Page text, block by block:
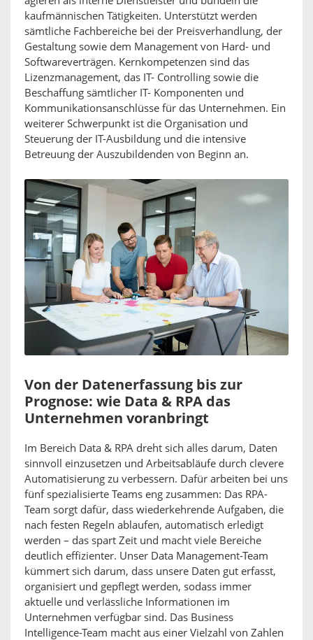
kaufmännischen Tätigkeiten. Unterstützt werden
sämtliche Fachbereiche bei der Preisverhandlung, der
Gestaltung sowie dem Management von Hard- und
Softwareverträgen. Kernkompetenzen sind das
Lizenzmanagement, das IT- Controlling sowie die
Beschaffung sämtlicher IT- Komponenten und
Kommunikationsanschlüsse für das Unternehmen. Ein
weiterer Schwerpunkt ist die Organisation und
Steuerung der IT-Ausbildung und die intensive
Betreuung der Auszubildenden von Beginn an.
Von der Datenerfassung bis zur
Prognose: wie Data & RPA das
Unternehmen voranbringt
Im Bereich Data & RPA dreht sich alles darum, Daten
sinnvoll einzusetzen und Arbeitsabläufe durch clevere
Automatisierung zu verbessern. Dafür arbeiten bei uns
fünf spezialisierte Teams eng zusammen: Das RPA-
Team sorgt dafür, dass wiederkehrende Aufgaben, die
nach festen Regeln ablaufen, automatisch erledigt
werden – das spart Zeit und macht viele Bereiche
deutlich effizienter. Unser Data Management-Team
kümmert sich darum, dass unsere Daten gut erfasst,
organisiert und gepflegt werden, sodass immer
aktuelle und verlässliche Informationen im
Unternehmen verfügbar sind. Das Business
Intelligence-Team macht aus einer Vielzahl von Zahlen